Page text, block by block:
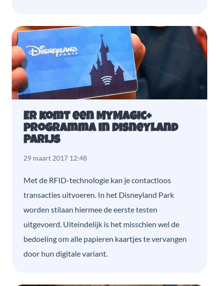
Er komt een MyMagic+
programma in Disneyland
Parijs
29 maart 2017 12:48
Met de RFID-technologie kan je contactloos
transacties uitvoeren. In het Disneyland Park
worden stilaan hiermee de eerste testen
uitgevoerd. Uiteindelijk is het misschien wel de
bedoeling om alle papieren kaartjes te vervangen
door hun digitale variant.